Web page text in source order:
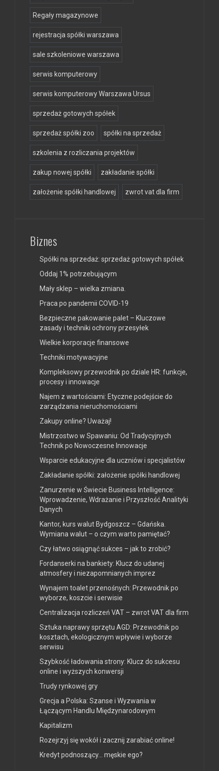
Regały magazynowe
rejestracja spółki warszawa
sale szkoleniowe warszawa
serwis komputerowy
serwis komputerowy Warszawa Ursus
sprzedaż gotowych spółek
sprzedaż spółki zoo spółki na sprzedaż
szkolenia z rozliczania projektów
zakup nowej spółki zakładanie spółki
założenie spółki handlowej zwrot vat dla firm
Biznes
Spółki na sprzedaż: sprzedaż gotowych spółek
Oddaj 1% potrzebującym
Mały sklep – wielka zmiana.
Praca po pandemii COVID-19
Bezpieczne pakowanie palet – Kluczowe
zasady i techniki ochrony przesyłek
Wielkie korporacje finansowe
Techniki motywacyjne
Kompleksowy przewodnik po dziale HR: funkcje,
procesy i innowacje
Najem z wartościami: Etyczne podejście do
zarządzania nieruchomościami
Zakupy online? Uważaj!
Mistrzostwo w Spawaniu: Od Tradycyjnych
Technik po Nowoczesne Innowacje
Wsparcie edukacyjne dla uczniów i specjalistów
Zakładanie spółki: założenie spółki handlowej
Zanurzenie w Świecie Business Intelligence:
Wprowadzenie, Wdrażanie i Przyszłość Analityki
Danych
Kantor, kurs walut Bydgoszcz – Gdańska.
Wymiana walut – o czym warto pamiętać?
Czy łatwo osiągnąć sukces – jak to zrobić?
Fordanserki na bankiety: Klucz do udanej
atmosfery i niezapomnianych imprez
Wynajem toalet przenośnych: Przewodnik po
wyborze, koszcie i serwisie
Centralizacja rozliczeń VAT – zwrot VAT dla firm
Sztuka naprawy sprzętu AGD: Przewodnik po
kosztach, ekologicznym wpływie i wyborze
serwisu
Szybkość ładowania strony: Klucz do sukcesu
online i wyższych konwersji
Trudy rynkowej gry
Grecja a Polska: Szanse i Wyzwania w
Łączącym Handlu Międzynarodowym
Kapitalizm
Rozejrzyj się wokół i zacznij zarabiać online!
Kredyt podnoszący… męskie ego?